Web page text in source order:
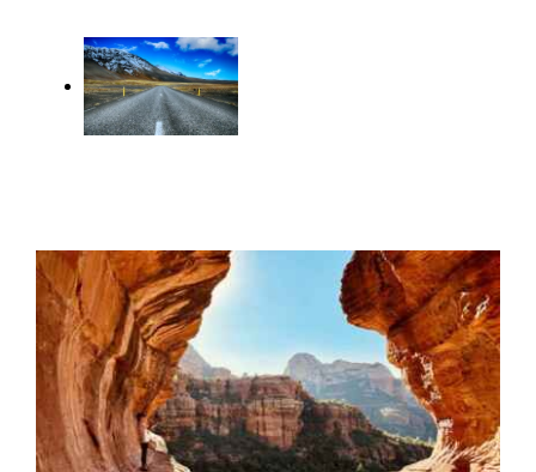
Self
enlightenment
Charging
time
Write a
book